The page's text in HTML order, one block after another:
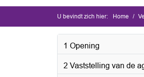
U bevindt zich hier: Home
1 Opening
2 Vaststelling van de